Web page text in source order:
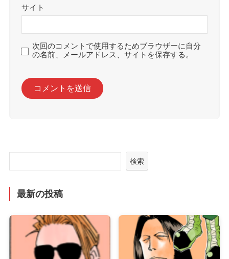
サイト
次回のコメントで使用するためブラウザーに自分
の名前、メールアドレス、サイトを保存する。
検索
最新の投稿